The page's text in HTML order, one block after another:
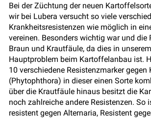
Bei der Züchtung der neuen
wir bei Lubera versucht so viele
Krankheitsresistenzen wie möglich in
vereinen. Besonders wichtig war und die
Braun und Krautfäule, da dies in
Hauptproblem beim Kartoffelanbau ist.
10 verschiedene Resistenzmarker gegen
(Phytophthora) in dieser einen Sorte
über die Krautfäule hinaus besitzt die
noch zahlreiche andere Resistenzen. So
resistent gegen Alternaria, Resistent